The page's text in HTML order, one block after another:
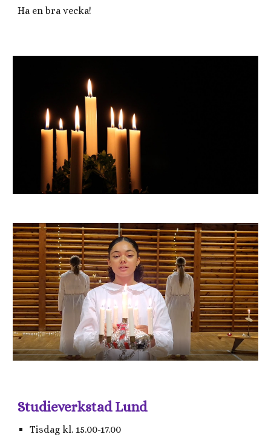
Ha en bra vecka!
Studieverkstad Lund
Tisdag kl. 15.00-17.00